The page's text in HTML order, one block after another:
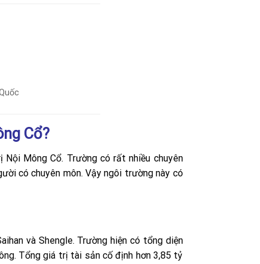
Cổ?
Mông Cổ. Trường có rất nhiều chuyên
có chuyên môn. Vậy ngôi trường này có
và Shengle. Trường hiện có tổng diện
Tổng giá trị tài sản cố định hơn 3,85 tỷ